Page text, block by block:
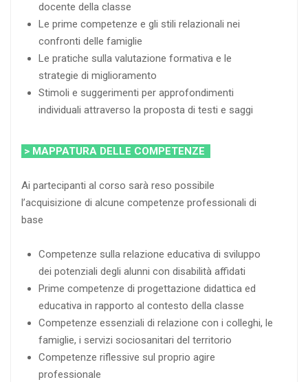
docente della classe
Le prime competenze e gli stili relazionali nei
confronti delle famiglie
Le pratiche sulla valutazione formativa e le
strategie di miglioramento
Stimoli e suggerimenti per approfondimenti
individuali attraverso la proposta di testi e saggi
> MAPPATURA DELLE COMPETENZE
Ai partecipanti al corso sarà reso possibile
l’acquisizione di alcune competenze professionali di
base
Competenze sulla relazione educativa di sviluppo
dei potenziali degli alunni con disabilità affidati
Prime competenze di progettazione didattica ed
educativa in rapporto al contesto della classe
Competenze essenziali di relazione con i colleghi, le
famiglie, i servizi sociosanitari del territorio
Competenze riflessive sul proprio agire
professionale